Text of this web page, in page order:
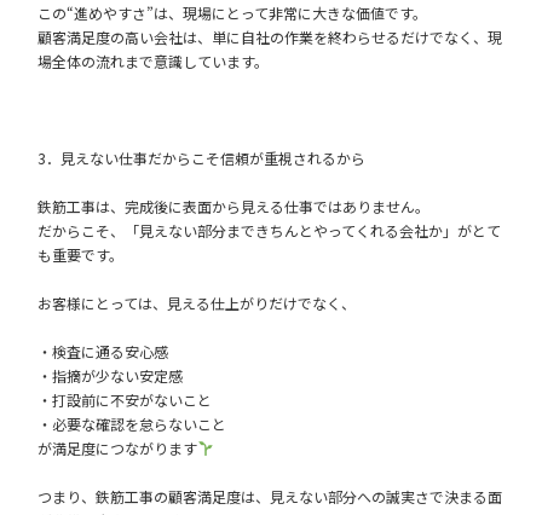
この“進めやすさ”は、現場にとって非常に大きな価値です。
顧客満足度の高い会社は、単に自社の作業を終わらせるだけでなく、現
場全体の流れまで意識しています。
3．見えない仕事だからこそ信頼が重視されるから
鉄筋工事は、完成後に表面から見える仕事ではありません。
だからこそ、「見えない部分まできちんとやってくれる会社か」がとて
も重要です。
お客様にとっては、見える仕上がりだけでなく、
・検査に通る安心感
・指摘が少ない安定感
・打設前に不安がないこと
・必要な確認を怠らないこと
が満足度につながります
つまり、鉄筋工事の顧客満足度は、見えない部分への誠実さで決まる面